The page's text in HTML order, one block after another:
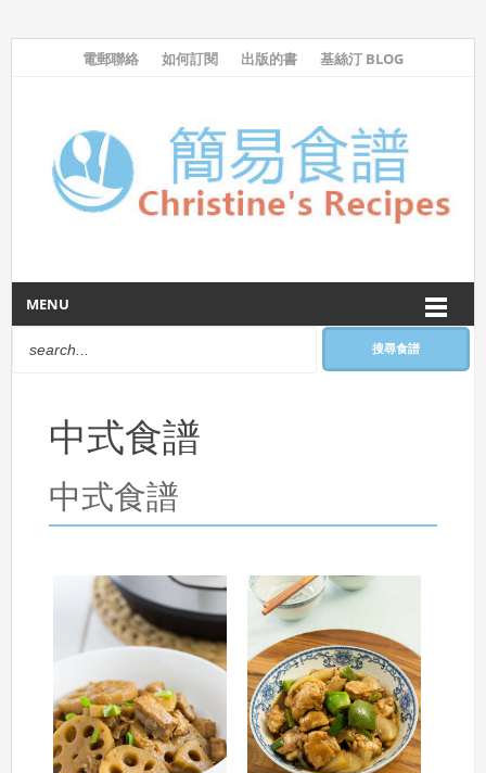
電郵聯絡 如何訂閱 出版的書 基絲汀 BLOG
MENU
搜尋食譜
中式食譜
中式食譜